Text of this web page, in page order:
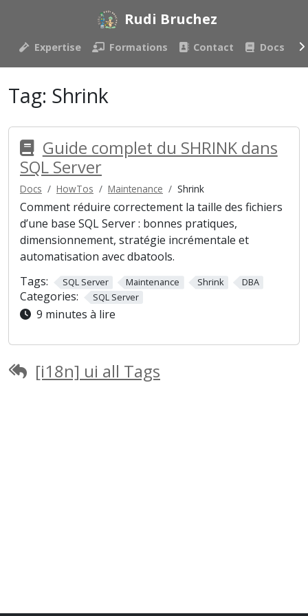
Rudi Bruchez
Expertise Formations Contact Docs
Tag: Shrink
Guide complet du SHRINK dans
SQL Server
Docs HowTos Maintenance Shrink
Comment réduire correctement la taille des fichiers
d’une base SQL Server : bonnes pratiques,
dimensionnement, stratégie incrémentale et
automatisation avec dbatools.
Tags:
SQL Server Maintenance Shrink DBA
Categories: SQL Server
9 minutes à lire
[i18n] ui all Tags